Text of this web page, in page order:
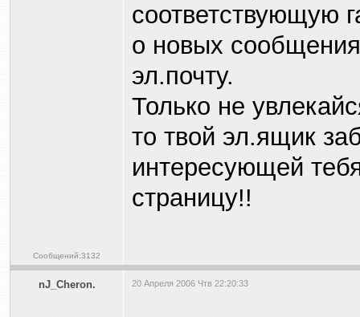
Сообщений:3132
соответствующую
о новых
эл.почту.
Только не
то твой эл.ящик
интересующей
страницу!!
nJ_Cheron. 20 Апреля 2006 Чтв 22:20:33